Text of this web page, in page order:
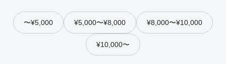
〜¥5,000 ¥5,000〜¥8,000 ¥8,000〜¥10,000
¥10,000〜